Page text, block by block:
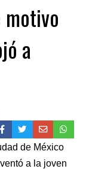
a
de México
a la joven